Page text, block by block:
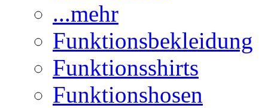
...mehr
Funktionsbekleidung
Funktionsshirts
Funktionshosen